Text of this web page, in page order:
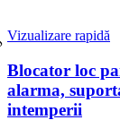
Vizualizare rapidă
Blocator loc
alarma,
intemperii